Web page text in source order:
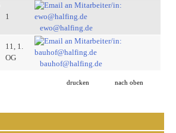
1
ewo@halfing.de
11, 1.
OG
bauhof@halfing.de
drucken nach oben